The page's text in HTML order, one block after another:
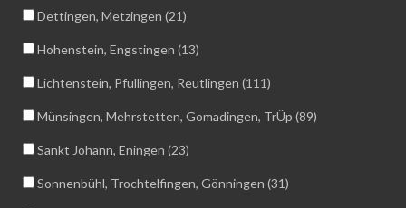
Dettingen, Metzingen (21)
Hohenstein, Engstingen (13)
Lichtenstein, Pfullingen, Reutlingen (111)
Münsingen, Mehrstetten, Gomadingen, TrÜp (89)
Sankt Johann, Eningen (23)
Sonnenbühl, Trochtelfingen, Gönningen (31)